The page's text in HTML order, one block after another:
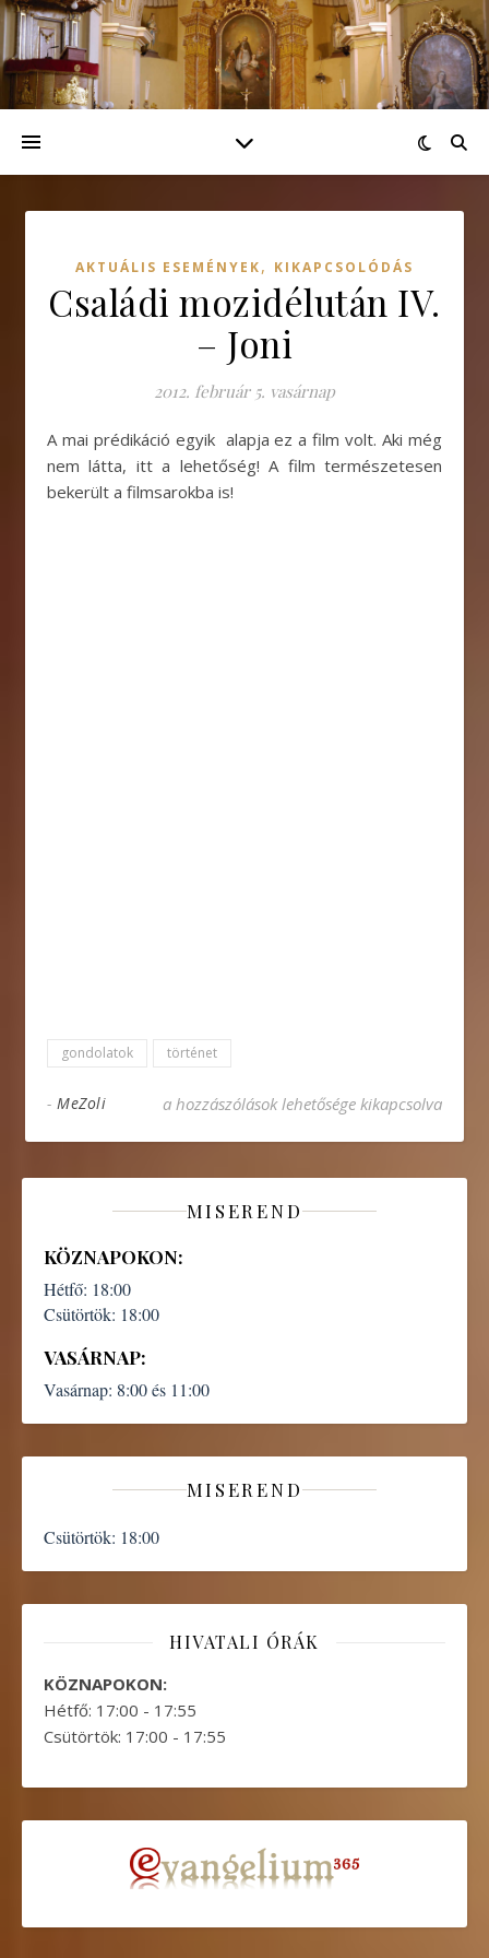
AKTUÁLIS ESEMÉNYEK, KIKAPCSOLÓDÁS
Családi mozidélután IV.
– Joni
2012. február 5. vasárnap
A mai prédikáció egyik alapja ez a film volt. Aki még
nem látta, itt a lehetőség! A film természetesen
bekerült a filmsarokba is!
gondolatok történet
- MeZoli Családi mozidélután IV. – Joni bejegyzéshez
a hozzászólások lehetősége kikapcsolva
MISEREND
KÖZNAPOKON:
Hétfő: 18:00
Csütörtök: 18:00
VASÁRNAP:
Vasárnap: 8:00 és 11:00
MISEREND
Csütörtök: 18:00
HIVATALI ÓRÁK
KÖZNAPOKON:
Hétfő: 17:00 - 17:55
Csütörtök: 17:00 - 17:55